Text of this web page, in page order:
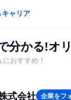
キャリア
分かる!オ
おすすめ！
式会社 企業をフ